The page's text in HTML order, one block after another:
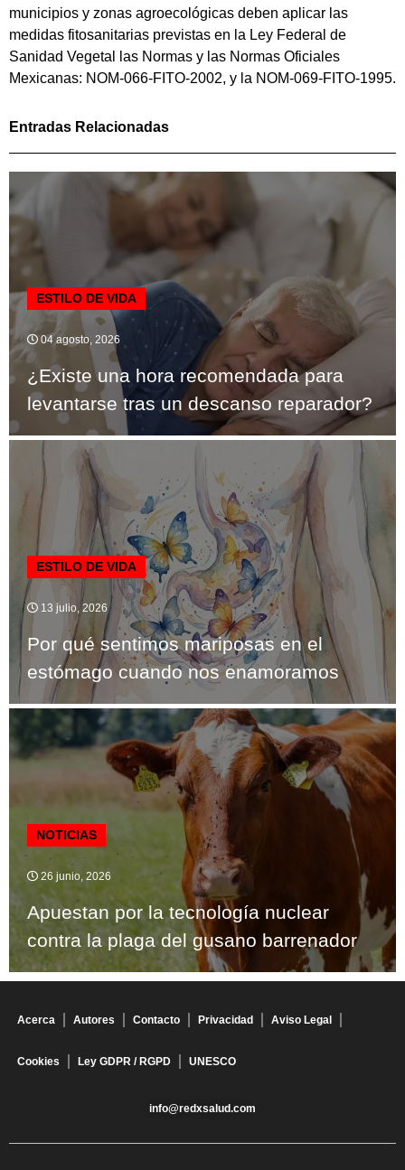
municipios y zonas agroecológicas deben aplicar las
medidas fitosanitarias previstas en la Ley Federal de
Sanidad Vegetal las Normas y las Normas Oficiales
Mexicanas: NOM-066-FITO-2002, y la NOM-069-FITO-1995.
Entradas Relacionadas
ESTILO DE VIDA
04 agosto, 2026
¿Existe una hora recomendada para
levantarse tras un descanso reparador?
ESTILO DE VIDA
13 julio, 2026
Por qué sentimos mariposas en el
estómago cuando nos enamoramos
NOTICIAS
26 junio, 2026
Apuestan por la tecnología nuclear
contra la plaga del gusano barrenador
Acerca Autores Contacto Privacidad Aviso Legal
Cookies Ley GDPR / RGPD UNESCO
info@redxsalud.com